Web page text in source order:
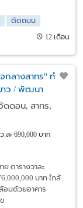
ติดถนน
12 เดือน
กลางสาทร" ทำเล
าว / พัฒนา
ดดอน, สาทร,
.ละ 690,000 บาท
ย ตารางวาละ
บาท ใกล้
อมด้วยอาคาร